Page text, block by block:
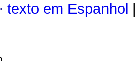
· texto em Espanhol